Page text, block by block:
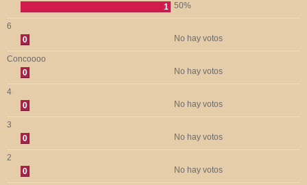
1 50%
6
0
No hay votos
Concoooo
0
No hay votos
4
0
No hay votos
3
0
No hay votos
2
0
No hay votos